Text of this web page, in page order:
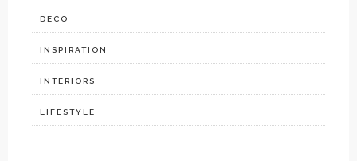
DECO
INSPIRATION
INTERIORS
LIFESTYLE